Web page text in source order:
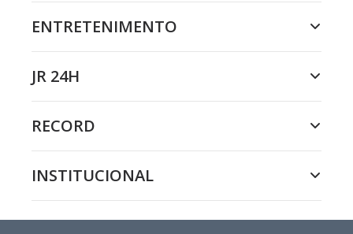
ENTRETENIMENTO
JR 24H
RECORD
INSTITUCIONAL